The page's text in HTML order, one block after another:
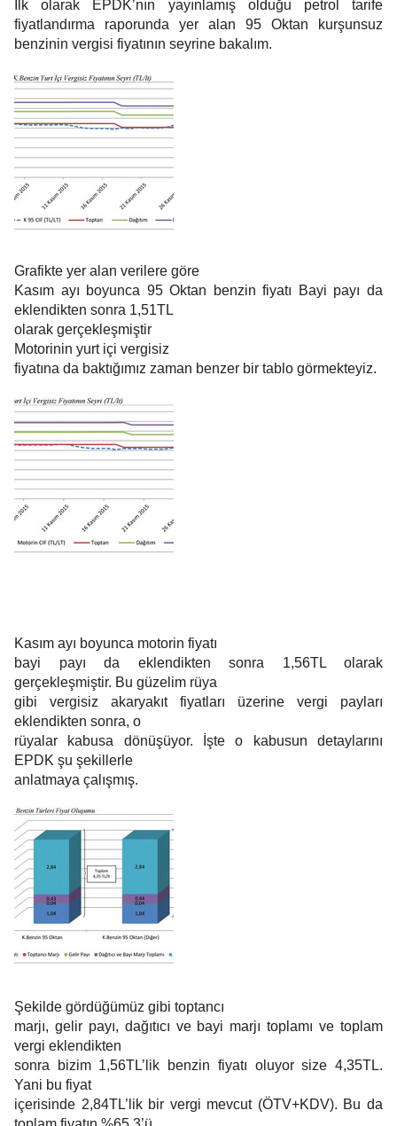
İlk olarak EPDK’nın yayınlamış olduğu petrol tarife
fiyatlandırma raporunda yer alan 95 Oktan kurşunsuz
benzinin vergisi fiyatının seyrine bakalım.
Grafikte yer alan verilere göre
Kasım ayı boyunca 95 Oktan benzin fiyatı Bayi payı da
eklendikten sonra 1,51TL
olarak gerçekleşmiştir
Motorinin yurt içi vergisiz
fiyatına da baktığımız zaman benzer bir tablo görmekteyiz.
Kasım ayı boyunca motorin fiyatı
bayi payı da eklendikten sonra 1,56TL olarak
gerçekleşmiştir. Bu güzelim rüya
gibi vergisiz akaryakıt fiyatları üzerine vergi payları
eklendikten sonra, o
rüyalar kabusa dönüşüyor. İşte o kabusun detaylarını
EPDK şu şekillerle
anlatmaya çalışmış.
Şekilde gördüğümüz gibi toptancı
marjı, gelir payı, dağıtıcı ve bayi marjı toplamı ve toplam
vergi eklendikten
sonra bizim 1,56TL’lik benzin fiyatı oluyor size 4,35TL.
Yani bu fiyat
içerisinde 2,84TL’lik bir vergi mevcut (ÖTV+KDV). Bu da